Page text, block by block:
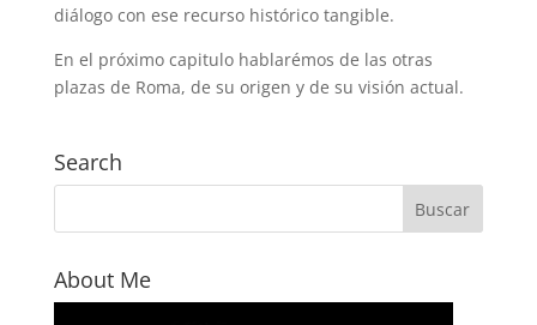
diálogo con ese recurso histórico tangible.
En el próximo capitulo hablarémos de las otras
plazas de Roma, de su origen y de su visión actual.
Search
About Me